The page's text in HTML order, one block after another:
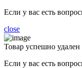
Если у вас есть
close
Товар успешно удален
Если у вас есть